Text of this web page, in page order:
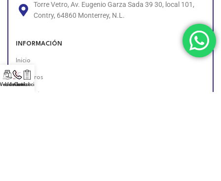
Torre Vetro, Av. Eugenio Garza Sada 39 30, local 101,
Contry, 64860 Monterrey, N.L.
INFORMACIÓN
Inicio
Nosotros
Contacto
Llámanos!
Cotización